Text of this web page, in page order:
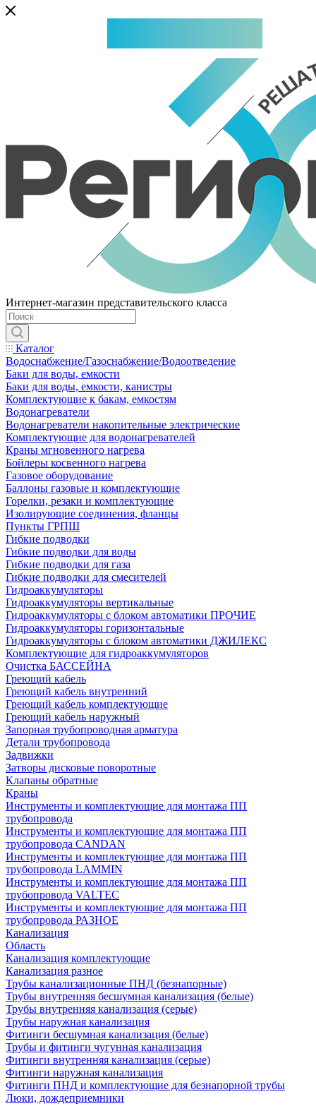
Интернет-магазин представительского класса
Каталог
Водоснабжение/Газоснабжение/Водоотведение
Баки для воды, емкости
Баки для воды, емкости, канистры
Комплектующие к бакам, емкостям
Водонагреватели
Водонагреватели накопительные электрические
Комплектующие для водонагревателей
Краны мгновенного нагрева
Бойлеры косвенного нагрева
Газовое оборудование
Баллоны газовые и комплектующие
Горелки, резаки и комплектующие
Изолирующие соединения, фланцы
Пункты ГРПШ
Гибкие подводки
Гибкие подводки для воды
Гибкие подводки для газа
Гибкие подводки для смесителей
Гидроаккумуляторы
Гидроаккумуляторы вертикальные
Гидроаккумуляторы с блоком автоматики ПРОЧИЕ
Гидроаккумуляторы горизонтальные
Гидроаккумуляторы с блоком автоматики ДЖИЛЕКС
Комплектующие для гидроаккумуляторов
Очистка БАССЕЙНА
Греющий кабель
Греющий кабель внутренний
Греющий кабель комплектующие
Греющий кабель наружный
Запорная трубопроводная арматура
Детали трубопровода
Задвижки
Затворы дисковые поворотные
Клапаны обратные
Краны
Инструменты и комплектующие для монтажа ПП
трубопровода
Инструменты и комплектующие для монтажа ПП
трубопровода CANDAN
Инструменты и комплектующие для монтажа ПП
трубопровода LAMMIN
Инструменты и комплектующие для монтажа ПП
трубопровода VALTEC
Инструменты и комплектующие для монтажа ПП
трубопровода РАЗНОЕ
Канализация
Область
Канализация комплектующие
Канализация разное
Трубы канализационные ПНД (безнапорные)
Трубы внутренняя бесшумная канализация (белые)
Трубы внутренняя канализация (серые)
Трубы наружная канализация
Фитинги бесшумная канализация (белые)
Трубы и фитинги чугунная канализация
Фитинги внутренняя канализация (серые)
Фитинги наружная канализация
Фитинги ПНД и комплектующие для безнапорной трубы
Люки, дождеприемники